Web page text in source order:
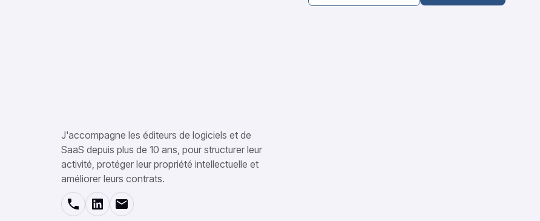
J'accompagne les éditeurs de logiciels et de
SaaS depuis plus de 10 ans, pour structurer leur
activité, protéger leur propriété intellectuelle et
améliorer leurs contrats.